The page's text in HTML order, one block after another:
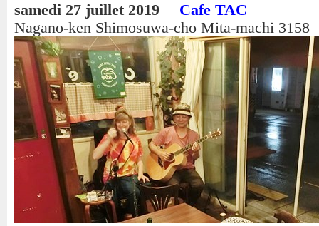
samedi 27 juillet 2019
Cafe TAC
Nagano-ken Shimosuwa-cho Mita-machi 3158